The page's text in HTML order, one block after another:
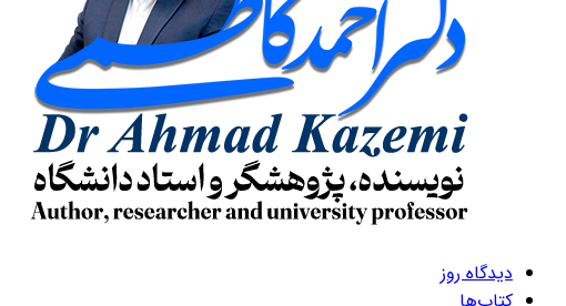
دیدگاه روز